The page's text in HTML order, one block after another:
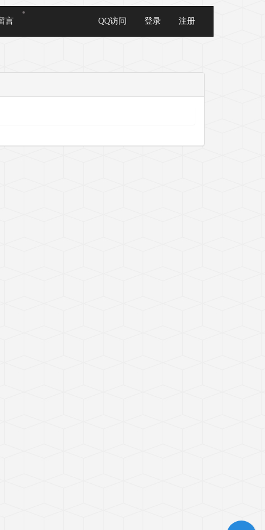
言 注册
登录
QQ访问